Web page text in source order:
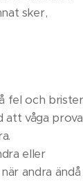
sker,
fel och
att våga prova
eller
andra ändå